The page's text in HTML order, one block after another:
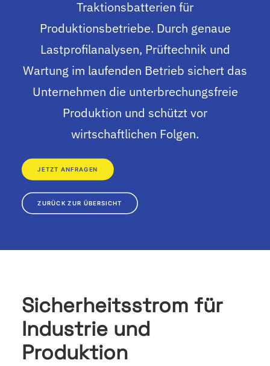
Traktionsbatterien für
Produktionsbetriebe. Durch genaue
Lastprofilanalysen, Prüftechnik und
Wartung im laufenden Betrieb sichert das
Unternehmen die unterbrechungsfreie
Produktion und schützt vor
wirtschaftlichen Folgen.
JETZT ANFRAGEN
ZURÜCK ZUR ÜBERSICHT
Sicherheitsstrom für
Industrie und
Produktion